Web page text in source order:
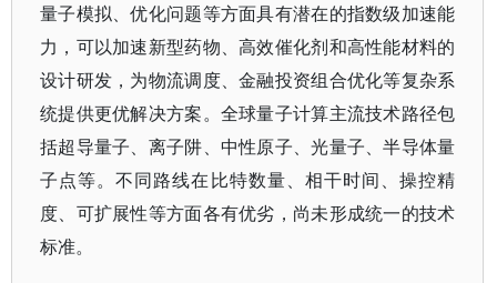
量子模拟、优化问题等方面具有潜在的指数级加速能
力，可以加速新型药物、高效催化剂和高性能材料的
设计研发，为物流调度、金融投资组合优化等复杂系
统提供更优解决方案。全球量子计算主流技术路径包
括超导量子、离子阱、中性原子、光量子、半导体量
子点等。不同路线在比特数量、相干时间、操控精
度、可扩展性等方面各有优劣，尚未形成统一的技术
标准。